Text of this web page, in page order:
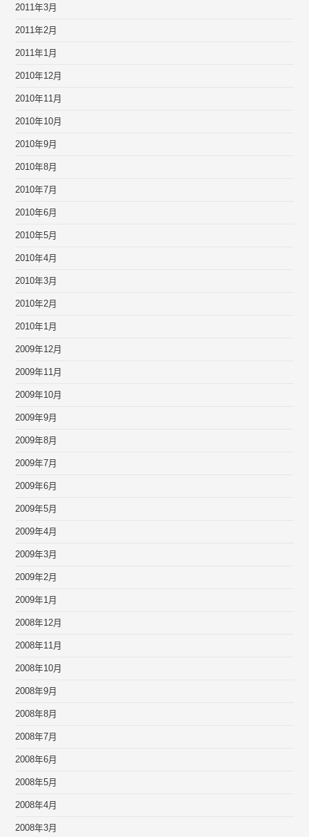
2011年3月
2011年2月
2011年1月
2010年12月
2010年11月
2010年10月
2010年9月
2010年8月
2010年7月
2010年6月
2010年5月
2010年4月
2010年3月
2010年2月
2010年1月
2009年12月
2009年11月
2009年10月
2009年9月
2009年8月
2009年7月
2009年6月
2009年5月
2009年4月
2009年3月
2009年2月
2009年1月
2008年12月
2008年11月
2008年10月
2008年9月
2008年8月
2008年7月
2008年6月
2008年5月
2008年4月
2008年3月